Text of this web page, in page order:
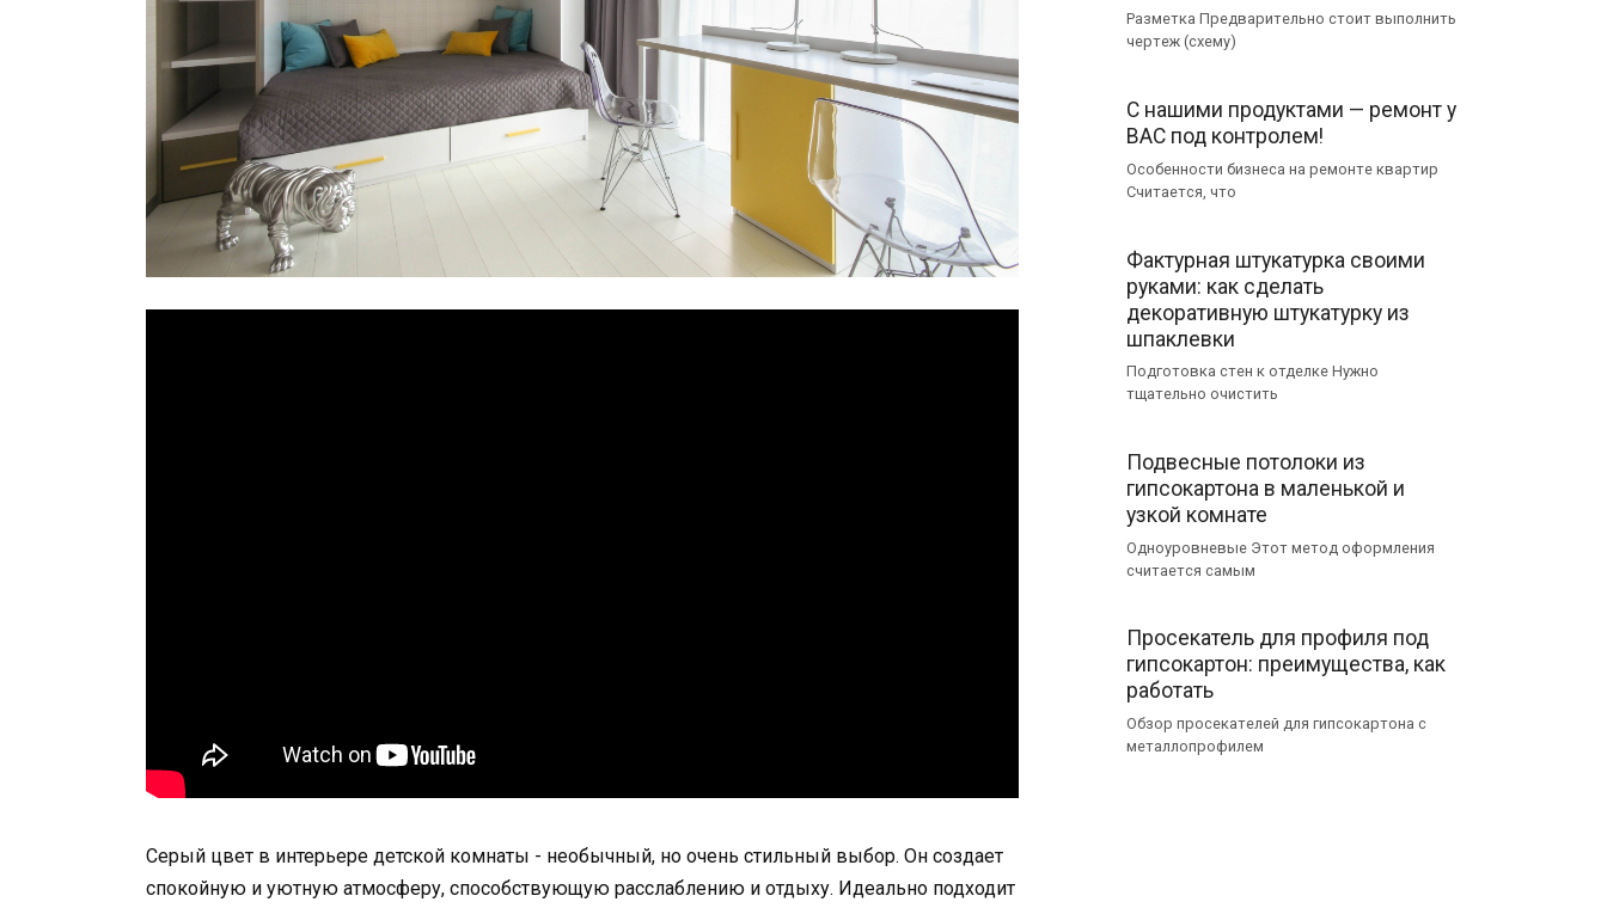
Серый цвет в интерьере детской комнаты - необычный, но очень стильный выбор. Он создает
спокойную и уютную атмосферу, способствующую расслаблению и отдыху. Идеально подходит
Разметка Предварительно стоит выполнить
чертеж (схему)
С нашими продуктами — ремонт у
ВАС под контролем!
Особенности бизнеса на ремонте квартир
Считается, что
Фактурная штукатурка своими
руками: как сделать
декоративную штукатурку из
шпаклевки
Подготовка стен к отделке Нужно
тщательно очистить
Подвесные потолоки из
гипсокартона в маленькой и
узкой комнате
Одноуровневые Этот метод оформления
считается самым
Просекатель для профиля под
гипсокартон: преимущества, как
работать
Обзор просекателей для гипсокартона с
металлопрофилем